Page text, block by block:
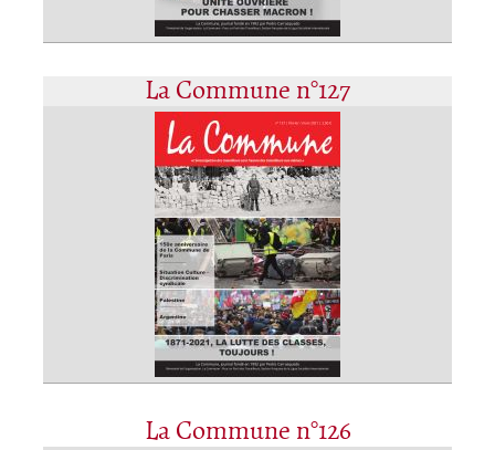
La Commune n°127
La Commune n°126